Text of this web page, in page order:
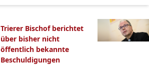
Trierer Bischof berichtet
über bisher nicht
öffentlich bekannte
Beschuldigungen